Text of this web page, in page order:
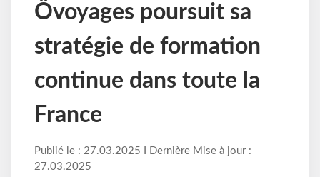
Ôvoyages poursuit sa
stratégie de formation
continue dans toute la
France
Publié le : 27.03.2025 I Dernière Mise à jour :
27.03.2025